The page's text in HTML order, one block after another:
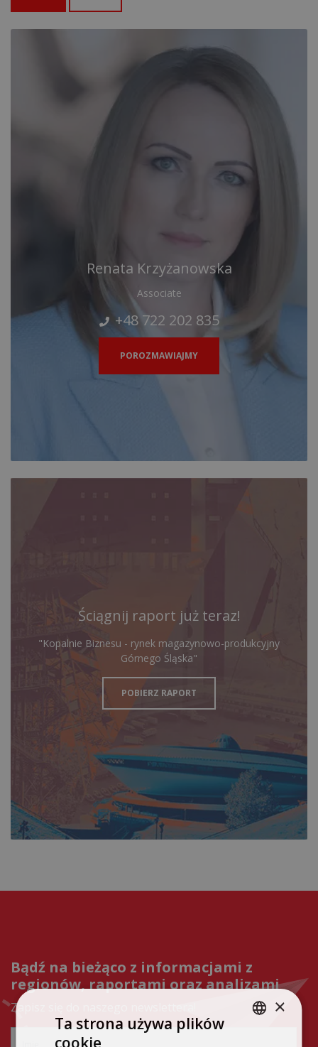
Renata Krzyżanowska
Associate
+48 722 202 835
POROZMAWIAJMY
Ściągnij raport już teraz!
"Kopalnie Biznesu - rynek magazynowo-produkcyjny
Górnego Śląska"
POBIERZ RAPORT
Bądź na bieżąco z informacjami z
regionów, raportami oraz analizami
Zapisz się do naszego newslettera! ×
Ta strona używa plików
cookie